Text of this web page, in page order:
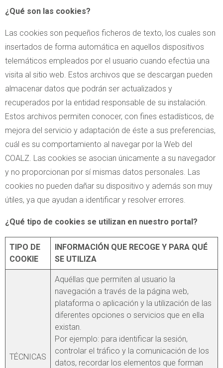
¿Qué son las cookies?
Las cookies son pequeños ficheros de texto, los cuales son
insertados de forma automática en aquellos dispositivos
telemáticos empleados por el usuario cuando efectúa una
visita al sitio web. Estos archivos que se descargan pueden
almacenar datos que podrán ser actualizados y
recuperados por la entidad responsable de su instalación.
Estos archivos permiten conocer, con fines estadísticos, de
mejora del servicio y adaptación de éste a sus preferencias,
cuál es su comportamiento al navegar por la Web del
COALZ. Las cookies se asocian únicamente a su navegador
y no proporcionan por sí mismas datos personales. Las
cookies no pueden dañar su dispositivo y además son muy
útiles, ya que ayudan a identificar y resolver errores.
¿Qué tipo de cookies se utilizan en nuestro portal?
TIPO DE
COOKIE
INFORMACIÓN QUE RECOGE Y PARA QUÉ
SE UTILIZA
TÉCNICAS
Aquéllas que permiten al usuario la
navegación a través de la página web,
plataforma o aplicación y la utilización de las
diferentes opciones o servicios que en ella
existan.
Por ejemplo: para identificar la sesión,
controlar el tráfico y la comunicación de los
datos, recordar los elementos que forman